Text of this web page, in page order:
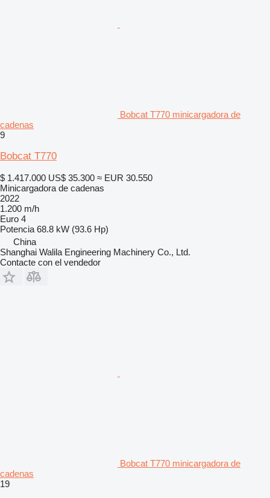
Bobcat T770 minicargadora de
cadenas
9
Bobcat T770
$ 1.417.000 US$ 35.300 ≈ EUR 30.550
Minicargadora de cadenas
2022
1.200 m/h
Euro 4
Potencia 68.8 kW (93.6 Hp)
China
Shanghai Walila Engineering Machinery Co., Ltd.
Contacte con el vendedor
Bobcat T770 minicargadora de
cadenas
19